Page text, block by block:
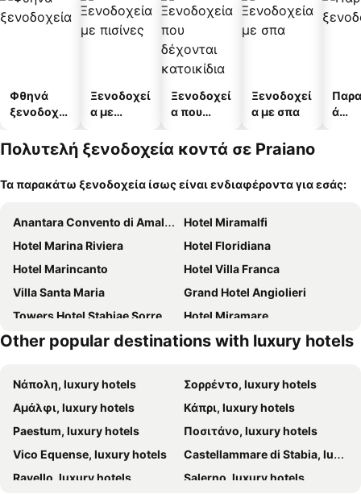
Φθηνά
ξενοδοχεί
Ξενοδοχεί
α με
Ξενοδοχεί
α που
κατοικίδι
Ξενοδοχεί
α με σπα
ά
Πολυτελή ξενοδοχεία κοντά σε Praiano
Τα παρακάτω ξενοδοχεία ίσως είναι ενδιαφέροντα για εσάς:
Anantara Convento di Amalfi Grand Hotel
Hotel Miramalfi
Hotel Marina Riviera
Hotel Floridiana
Hotel Marincanto
Hotel Villa Franca
Villa Santa Maria
Grand Hotel Angiolieri
Towers Hotel Stabiae Sorrento Coast
Hotel Miramare
Furore Grand Hotel
Ravello Art Hotel Marmorata
Hotel Piccolo Sant'Andrea
Hotel Royal Prisco
Amalfi Suite Boutique Hotel
Do' Petro Relax & Pool
Hotel Mary
Hotel Nice
Relais Paradiso
Le Sirenuse
Hotel Palazzo Murat
Hotel Montemare
Other popular destinations with luxury hotels
Νάπολη, luxury hotels
Σορρέντο, luxury hotels
Αμάλφι, luxury hotels
Κάπρι, luxury hotels
Paestum, luxury hotels
Ποσιτάνο, luxury hotels
Vico Equense, luxury hotels
Castellammare di Stabia, luxury hotels
Ravello, luxury hotels
Salerno, luxury hotels